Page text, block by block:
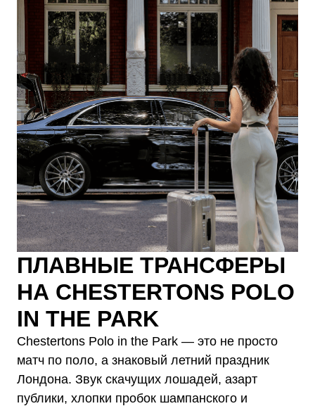
ПЛАВНЫЕ ТРАНСФЕРЫ
НА CHESTERTONS POLO
IN THE PARK
Chestertons Polo in the Park — это не просто
матч по поло, а знаковый летний праздник
Лондона. Звук скачущих лошадей, азарт
публики, хлопки пробок шампанского и